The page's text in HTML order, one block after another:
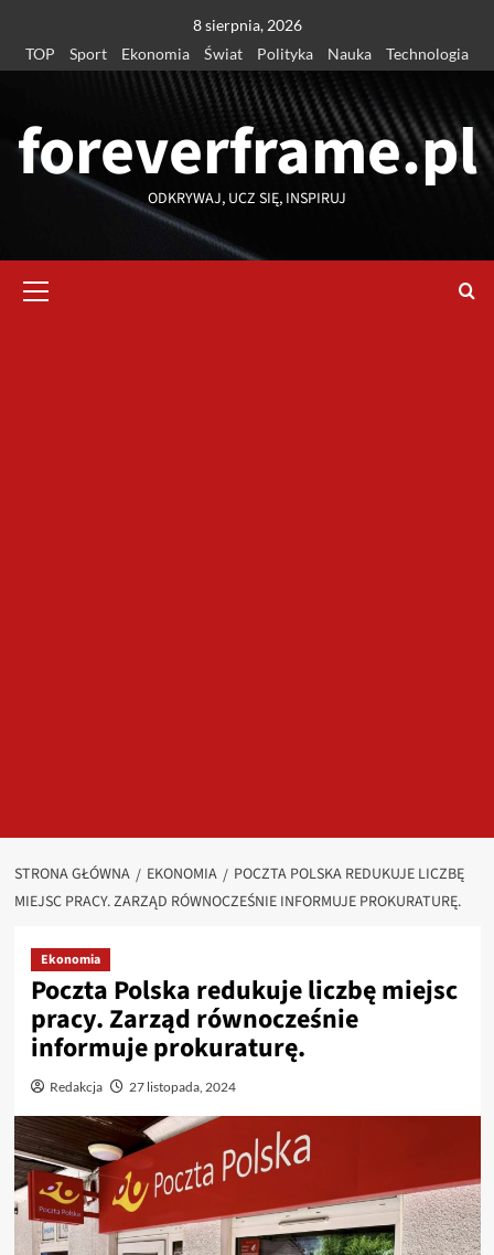
treści
8 sierpnia, 2026
TOP
Sport Ekonomia Świat Polityka Nauka Technologia
foreverframe.pl
ODKRYWAJ, UCZ SIĘ, INSPIRUJ
główne
STRONA GŁÓWNA EKONOMIA
POCZTA POLSKA REDUKUJE LICZBĘ
MIEJSC PRACY. ZARZĄD RÓWNOCZEŚNIE INFORMUJE PROKURATURĘ.
Ekonomia
Poczta Polska redukuje liczbę miejsc
pracy. Zarząd równocześnie
informuje prokuraturę.
Redakcja 27 listopada, 2024